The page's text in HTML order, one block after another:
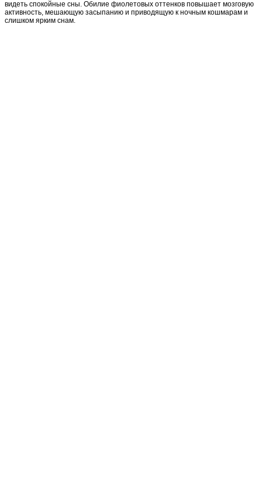
видеть спокойные сны. Обилие фиолетовых оттенков повышает мозговую
активность, мешающую засыпанию и приводящую к ночным кошмарам и
слишком ярким снам.